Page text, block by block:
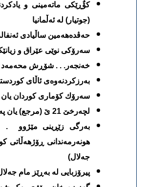
كۆٌڕێكی ماته‌مینی و
(جوتیار) له‌ ئه‌ڵمانیا
حه‌ڤده‌هه‌مین ساڵیادی
سه‌رۆكی نوێی عێراق و
خه‌نجه‌ر. . . شۆڕش محه‌مه‌د
به‌رزكردنه‌وه‌ی ئاڵای
سه‌رۆك كۆماری كوردان
لچه‌رخێ 21 ێ (مرجع) یان په‌رله‌مان؟؟. . . بێستون به‌رواری
به‌رگی زێڕینی مێژوو .
هونه‌رمه‌ندانی ڕۆژهه‌ڵاتی
جه‌لال)
پیرۆزبایی له‌ به‌ڕێز مام